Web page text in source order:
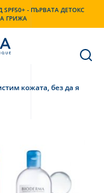
SPF50+ - ПЪРВАТА ДЕТОКС
ГРИЖА
кожата, без да я